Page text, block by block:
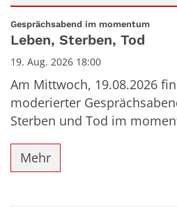
Datum: 19. August 2026
Gesprächsabend im momentum:
Leben, Sterben, Tod
19. Aug. 2026 18:00
Am Mittwoch, 19.08.2026
moderierter
Sterben und Tod im
Mehr